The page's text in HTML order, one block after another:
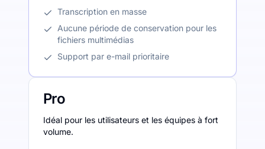
Transcription en masse
Aucune période de conservation pour les
fichiers multimédias
Support par e-mail prioritaire
Pro
Idéal pour les utilisateurs et les équipes à fort
volume.